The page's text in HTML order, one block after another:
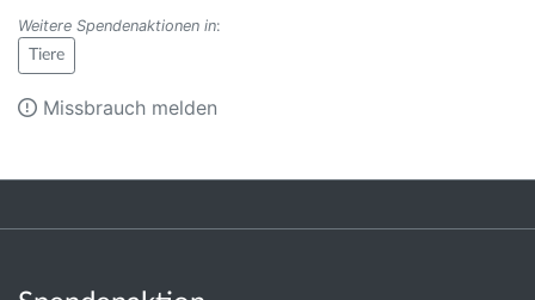
Weitere Spendenaktionen in:
Tiere
Missbrauch melden